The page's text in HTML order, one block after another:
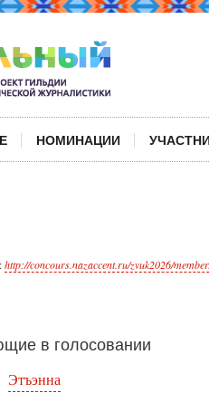
НОМИНАЦИИ
http://concours.nazaccent.ru/zvuk2026/
в голосовании
Этъэнна